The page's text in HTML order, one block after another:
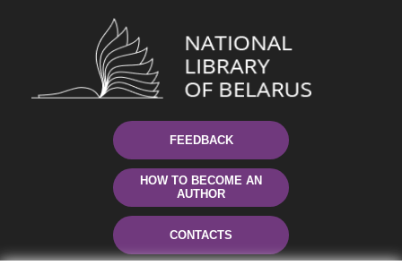
FEEDBACK
HOW TO BECOME AN
AUTHOR
CONTACTS